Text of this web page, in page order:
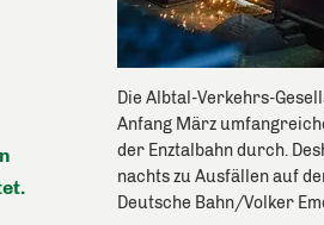
Die Albtal-Verkehrs-
Anfang März
der Enztalbahn durch.
nachts zu Ausfällen auf
Deutsche Bahn/Volker